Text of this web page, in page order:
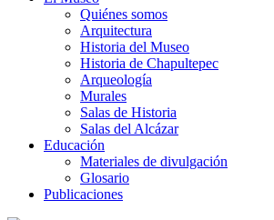
Quiénes somos
Arquitectura
Historia del Museo
Historia de Chapultepec
Arqueología
Murales
Salas de Historia
Salas del Alcázar
Educación
Materiales de divulgación
Glosario
Publicaciones